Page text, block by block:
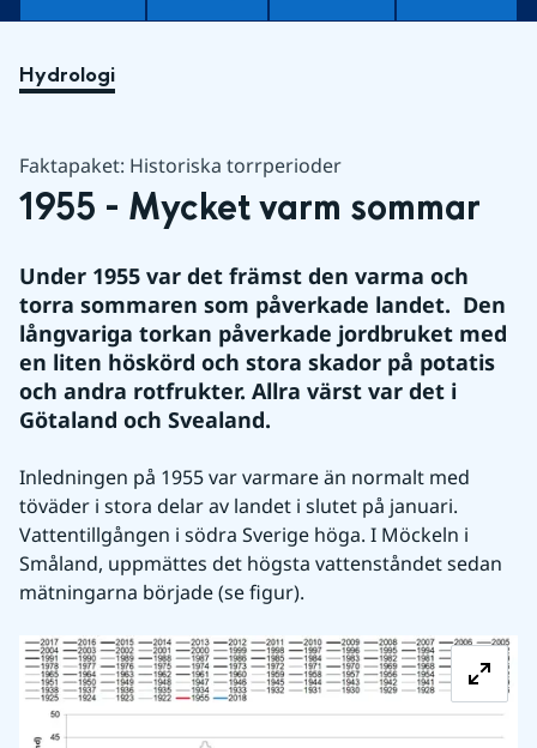
Hydrologi
Faktapaket: Historiska torrperioder
1955 - Mycket varm sommar
Under 1955 var det främst den varma och
torra sommaren som påverkade landet.  Den
långvariga torkan påverkade jordbruket med
en liten höskörd och stora skador på potatis
och andra rotfrukter. Allra värst var det i
Götaland och Svealand.
Inledningen på 1955 var varmare än normalt med
töväder i stora delar av landet i slutet på januari.
Vattentillgången i södra Sverige höga. I Möckeln i
Småland, uppmättes det högsta vattenståndet sedan
mätningarna började (se figur).